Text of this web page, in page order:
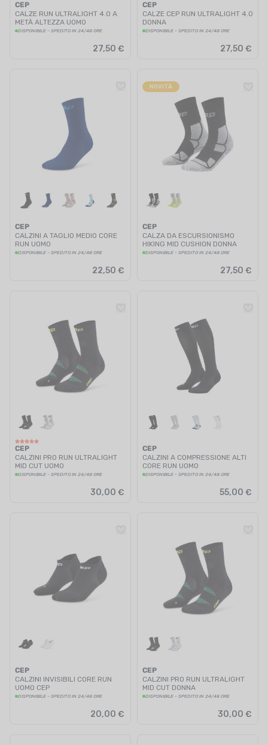
CEP
CALZE RUN ULTRALIGHT 4.0 A
METÀ ALTEZZA UOMO
DISPONIBILE - SPEDITO IN 24/48 ORE
27,50 €
CEP
CALZE CEP RUN ULTRALIGHT 4.0
DONNA
DISPONIBILE - SPEDITO IN 24/48 ORE
27,50 €
CEP
CALZINI A TAGLIO MEDIO CORE
RUN UOMO
DISPONIBILE - SPEDITO IN 24/48 ORE
22,50 €
NOVITÀ
CEP
CALZA DA ESCURSIONISMO
HIKING MID CUSHION DONNA
DISPONIBILE - SPEDITO IN 24/48 ORE
27,50 €
CEP
CALZINI PRO RUN ULTRALIGHT
MID CUT UOMO
DISPONIBILE - SPEDITO IN 24/48 ORE
30,00 €
CEP
CALZINI A COMPRESSIONE ALTI
CORE RUN UOMO
DISPONIBILE - SPEDITO IN 24/48 ORE
55,00 €
CEP
CALZINI INVISIBILI CORE RUN
UOMO CEP
DISPONIBILE - SPEDITO IN 24/48 ORE
20,00 €
CEP
CALZINI PRO RUN ULTRALIGHT
MID CUT DONNA
DISPONIBILE - SPEDITO IN 24/48 ORE
30,00 €